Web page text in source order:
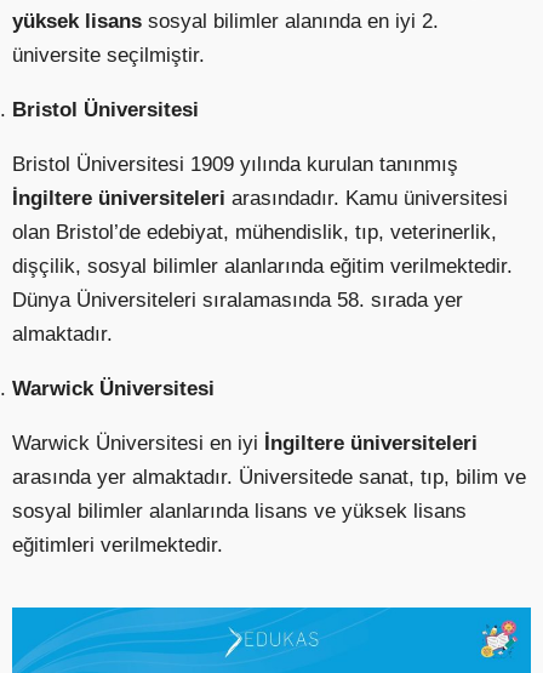
yüksek lisans sosyal bilimler alanında en iyi 2.
üniversite seçilmiştir.
Bristol Üniversitesi
Bristol Üniversitesi 1909 yılında kurulan tanınmış
İngiltere üniversiteleri arasındadır. Kamu üniversitesi
olan Bristol’de edebiyat, mühendislik, tıp, veterinerlik,
dişçilik, sosyal bilimler alanlarında eğitim verilmektedir.
Dünya Üniversiteleri sıralamasında 58. sırada yer
almaktadır.
Warwick Üniversitesi
Warwick Üniversitesi en iyi İngiltere üniversiteleri
arasında yer almaktadır. Üniversitede sanat, tıp, bilim ve
sosyal bilimler alanlarında lisans ve yüksek lisans
eğitimleri verilmektedir.